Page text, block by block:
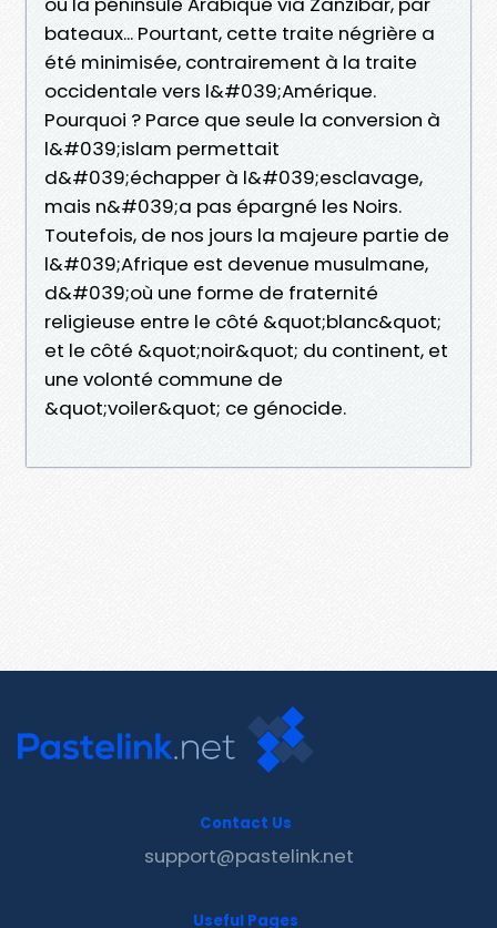
bateaux... Pourtant, cette traite négrière a
été minimisée, contrairement à la traite
occidentale vers l&#039;Amérique.
Pourquoi ? Parce que seule la conversion à
l&#039;islam permettait
d&#039;échapper à l&#039;esclavage,
mais n&#039;a pas épargné les Noirs.
Toutefois, de nos jours la majeure partie de
l&#039;Afrique est devenue musulmane,
d&#039;où une forme de fraternité
religieuse entre le côté &quot;blanc&quot;
et le côté &quot;noir&quot; du continent, et
une volonté commune de
&quot;voiler&quot; ce génocide.
Contact Us
support@pastelink.net
Useful Pages